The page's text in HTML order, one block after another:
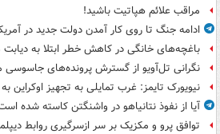
مراقب علائم هپاتیت باشید!
ادامه جنگ تا روی کار آمدن دولت جدید در
باغچه‌های خانگی در کاهش خطر ابتلا به دیابت
نگرانی تل‌آویو از گسترش پرونده‌های جاسوسی
نیویورک تایمز: غرب تمایلی به تجهیز اوکراین
آیا از نفوذ نتانیاهو در واشنگتن کاسته شده
توافق پرو و مکزیک بر سر ازسرگیری روابط